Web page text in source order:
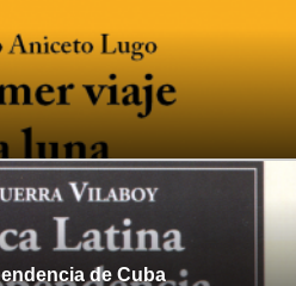
de Cuba